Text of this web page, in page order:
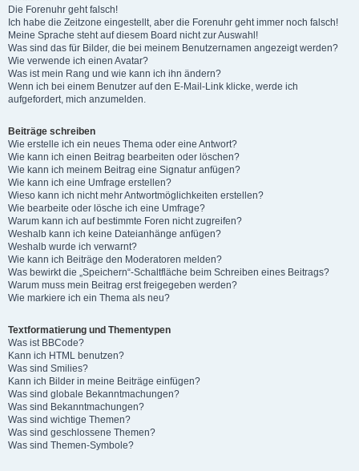
Die Forenuhr geht falsch!
Ich habe die Zeitzone eingestellt, aber die Forenuhr geht immer noch falsch!
Meine Sprache steht auf diesem Board nicht zur Auswahl!
Was sind das für Bilder, die bei meinem Benutzernamen angezeigt werden?
Wie verwende ich einen Avatar?
Was ist mein Rang und wie kann ich ihn ändern?
Wenn ich bei einem Benutzer auf den E-Mail-Link klicke, werde ich
aufgefordert, mich anzumelden.
Beiträge schreiben
Wie erstelle ich ein neues Thema oder eine Antwort?
Wie kann ich einen Beitrag bearbeiten oder löschen?
Wie kann ich meinem Beitrag eine Signatur anfügen?
Wie kann ich eine Umfrage erstellen?
Wieso kann ich nicht mehr Antwortmöglichkeiten erstellen?
Wie bearbeite oder lösche ich eine Umfrage?
Warum kann ich auf bestimmte Foren nicht zugreifen?
Weshalb kann ich keine Dateianhänge anfügen?
Weshalb wurde ich verwarnt?
Wie kann ich Beiträge den Moderatoren melden?
Was bewirkt die „Speichern“-Schaltfläche beim Schreiben eines Beitrags?
Warum muss mein Beitrag erst freigegeben werden?
Wie markiere ich ein Thema als neu?
Textformatierung und Thementypen
Was ist BBCode?
Kann ich HTML benutzen?
Was sind Smilies?
Kann ich Bilder in meine Beiträge einfügen?
Was sind globale Bekanntmachungen?
Was sind Bekanntmachungen?
Was sind wichtige Themen?
Was sind geschlossene Themen?
Was sind Themen-Symbole?